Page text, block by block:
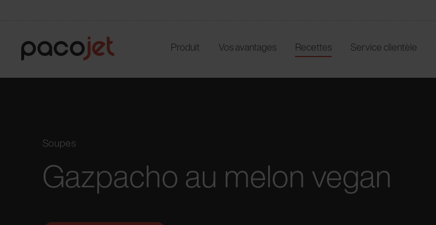
Produit Vos avantages Recettes Service clientèle
Soupes
Gazpacho au melon vegan